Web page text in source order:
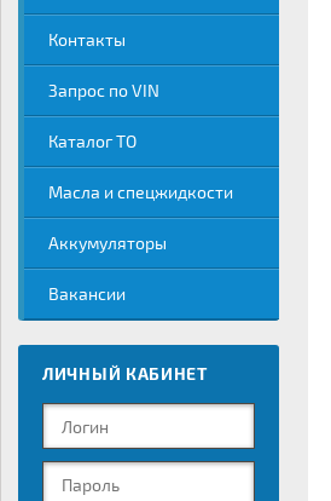
Контакты
Запрос по VIN
Каталог ТО
Масла и спецжидкости
Аккумуляторы
Вакансии
ЛИЧНЫЙ КАБИНЕТ